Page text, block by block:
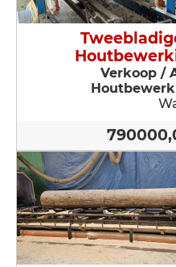
Verkoop /